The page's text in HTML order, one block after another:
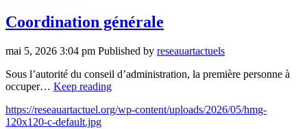
Coordination générale
mai 5, 2026 3:04 pm Published by reseauartactuels
Sous l’autorité du conseil d’administration, la première personne à
occuper… Keep reading
https://reseauartactuel.org/wp-content/uploads/2026/05/hmg-
120x120-c-default.jpg